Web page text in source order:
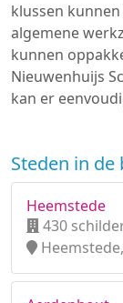
klussen
algemene
kunnen
Nieuwenhuijs
kan er
Steden in de
Heemstede
430